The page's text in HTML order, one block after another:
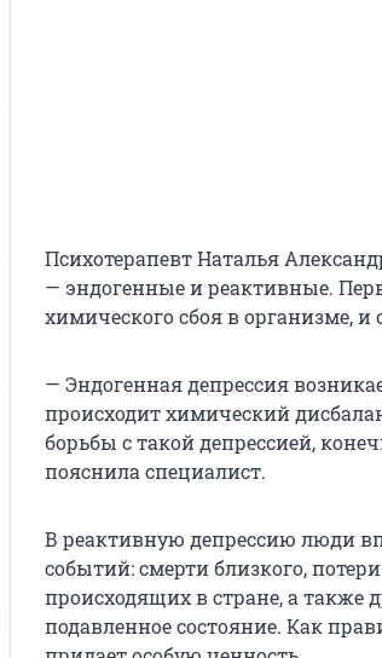
Психотерапевт Наталья
— эндогенные и реактивные.
химического сбоя в организме, и
— Эндогенная депрессия
происходит химический
борьбы с такой депрессией,
пояснила специалист.
В реактивную депрессию люди
событий: смерти близкого,
происходящих в стране, а также
подавленное состояние. Как